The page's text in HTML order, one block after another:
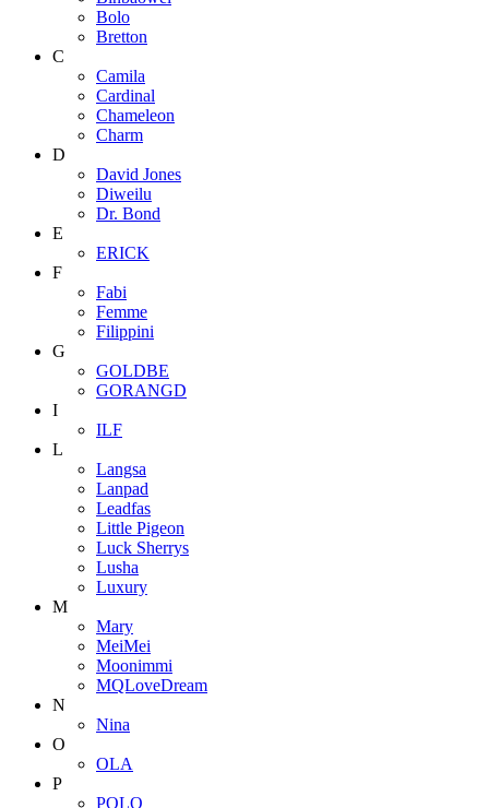
Bolo
Bretton
C
Camila
Cardinal
Chameleon
Charm
D
David Jones
Diweilu
Dr. Bond
E
ERICK
F
Fabi
Femme
Filippini
G
GOLDBE
GORANGD
I
ILF
L
Langsa
Lanpad
Leadfas
Little Pigeon
Luck Sherrys
Lusha
Luxury
M
Mary
MeiMei
Moonimmi
MQLoveDream
N
Nina
O
OLA
P
POLO